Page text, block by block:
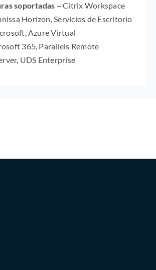
soportadas – Citrix Workspace
Horizon, Servicios de Escritorio
Azure Virtual
365, Parallels Remote
UDS Enterprise